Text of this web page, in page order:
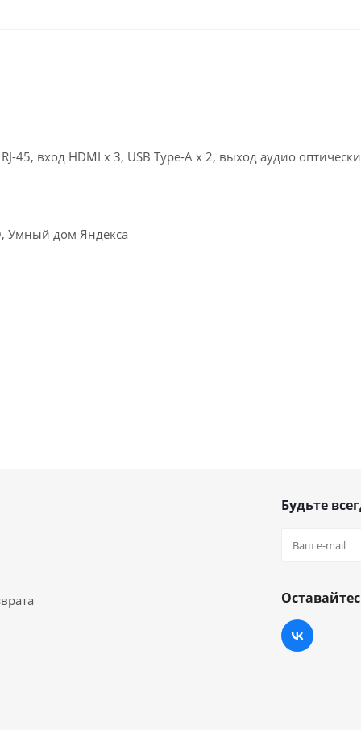
вход HDMI x 3, USB Type-A x 2, выход аудио
Умный дом Яндекса
Будьте